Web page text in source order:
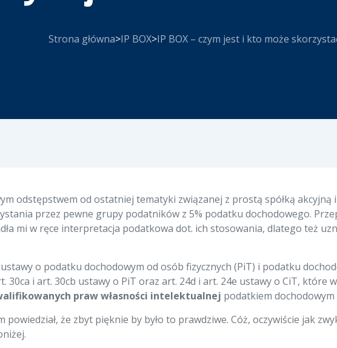
Strona główna>IP BOX>IP BOX – czym jest i kto może
odstępstwem od ostatniej tematyki związanej z prostą spółką akcyjną
przez pewne grupy podatników z 5% podatku dochodowego.
mi w ręce interpretacja podatkowa dot. ich stosowania, dlatego też
o podatku dochodowym od osób fizycznych (PiT) i podatku
30ca i art. 30cb ustawy o PiT oraz art. 24d i art. 24e ustawy o CiT, które
praw własności intelektualnej podatkiem dochodowym
powiedział, że zbyt pięknie by było to prawdziwe. Cóż, oczywiście jak